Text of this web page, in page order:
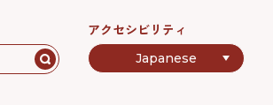
アクセシビリティ